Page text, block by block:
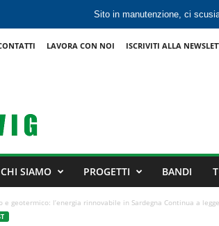
Sito in manutenzione, ci
LAVORA CON NOI ISCRIVITI ALLA
CHI SIAMO PROGETTI BANDI
e geotermico: l’energia rinnovabile in Sardegna Continua a